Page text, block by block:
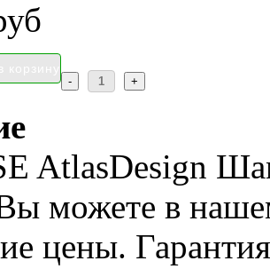
AtlasDesign
можете в
цены. Гарантия